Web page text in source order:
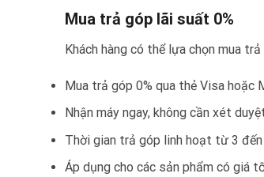
Mua trả góp lãi suất 0%
Khách hàng có thể lựa chọn mua
Mua trả góp 0% qua thẻ Visa hoặc
Nhận máy ngay, không cần xét
Thời gian trả góp linh hoạt từ 3 đến
Áp dụng cho các sản phẩm có giá